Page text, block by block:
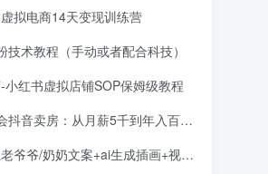
拟电商14天变现训练营
技术教程（手动或者配合科技）
小红书虚拟店铺SOP保姆级教程
房：从月薪5千到年入百万，新时代房产经纪人必备技能
爷/奶奶文案+ai生成插画+视频号广告分成项目